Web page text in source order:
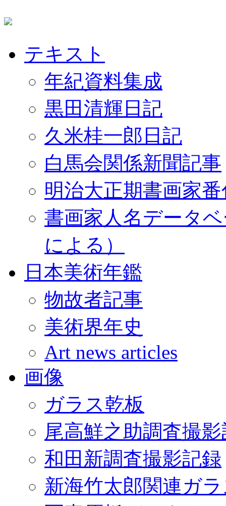
テキスト
年紀資料集成
黒田清輝日記
久米桂一郎日記
白馬会関係新聞記事
明治大正期書画家
書画家人名データ
による）
日本美術年鑑
物故者記事
美術界年史
Art news articles
画像
ガラス乾板
尾高鮮之助調査撮
和田新調査撮影記録
新海竹太郎関連ガ